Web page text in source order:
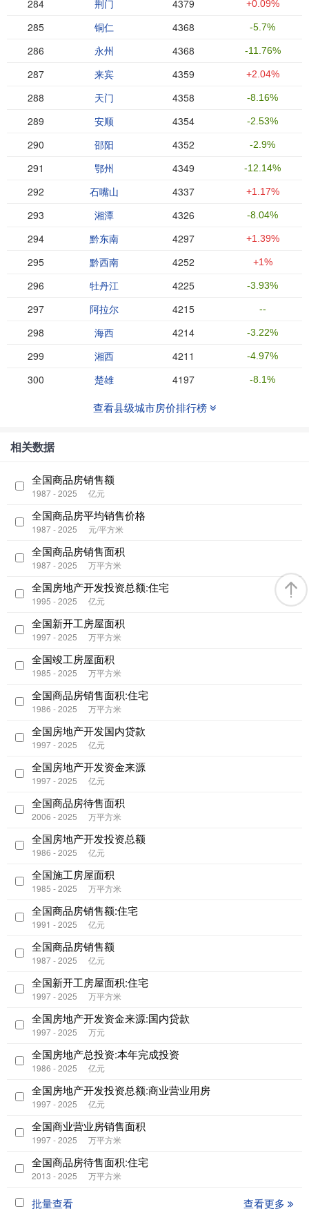
284 荆门 4379 +0.09%
285 铜仁 4368 -5.7%
286 永州 4368 -11.76%
287 来宾 4359 +2.04%
288 天门 4358 -8.16%
289 安顺 4354 -2.53%
290 邵阳 4352 -2.9%
291 鄂州 4349 -12.14%
292 石嘴山 4337 +1.17%
293 湘潭 4326 -8.04%
294 黔东南 4297 +1.39%
295 黔西南 4252 +1%
296 牡丹江 4225 -3.93%
297 阿拉尔 4215 --
298 海西 4214 -3.22%
299 湘西 4211 -4.97%
300 楚雄 4197 -8.1%
查看县级城市房价排行榜
相关数据
全国商品房销售额
1987 - 2025 亿元
全国商品房平均销售价格
1987 - 2025 元/平方米
全国商品房销售面积
1987 - 2025 万平方米
全国房地产开发投资总额:住宅
1995 - 2025 亿元
全国新开工房屋面积
1997 - 2025 万平方米
全国竣工房屋面积
1985 - 2025 万平方米
全国商品房销售面积:住宅
1986 - 2025 万平方米
全国房地产开发国内贷款
1997 - 2025 亿元
全国房地产开发资金来源
1997 - 2025 亿元
全国商品房待售面积
2006 - 2025 万平方米
全国房地产开发投资总额
1986 - 2025 亿元
全国施工房屋面积
1985 - 2025 万平方米
全国商品房销售额:住宅
1991 - 2025 亿元
全国商品房销售额
1987 - 2025 亿元
全国新开工房屋面积:住宅
1997 - 2025 万平方米
全国房地产开发资金来源:国内贷款
1997 - 2025 万元
全国房地产总投资:本年完成投资
1986 - 2025 亿元
全国房地产开发投资总额:商业营业用房
1997 - 2025 亿元
全国商业营业房销售面积
1997 - 2025 万平方米
全国商品房待售面积:住宅
2013 - 2025 万平方米
批量查看 查看更多